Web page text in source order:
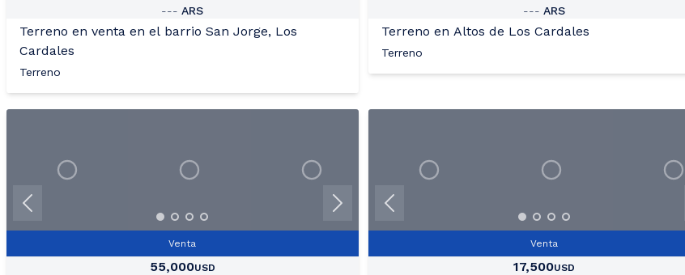
---ARS
Terreno en venta en el barrio San Jorge, Los
Cardales
Terreno
--- ARS
Terreno en Altos de Los Cardales
Terreno
+23
Ver Mas Fotos
Venta
55,000USD
Venta
17,500USD